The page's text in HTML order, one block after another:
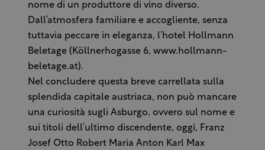
nome di un produttore di vino diverso.
Dall’atmosfera familiare e accogliente, senza
tuttavia peccare in eleganza, l’hotel Hollmann
Beletage (Köllnerhogasse 6, www.hollmann-
beletage.at).
Nel concludere questa breve carrellata sulla
splendida capitale austriaca, non può mancare
una curiosità sugli Asburgo, ovvero sul nome e
sui titoli dell’ultimo discendente, oggi, Franz
Josef Otto Robert Maria Anton Karl Max